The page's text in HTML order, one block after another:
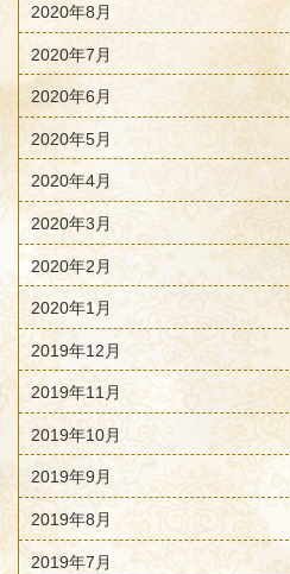
2020年8月
2020年7月
2020年6月
2020年5月
2020年4月
2020年3月
2020年2月
2020年1月
2019年12月
2019年11月
2019年10月
2019年9月
2019年8月
2019年7月